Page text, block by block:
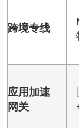
跨境专线
应用加速
网关